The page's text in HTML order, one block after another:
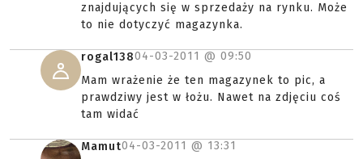
znajdujących się w sprzedaży na rynku. Może
to nie dotyczyć magazynka.
rogal13804-03-2011 @ 09:50
Mam wrażenie że ten magazynek to pic, a
prawdziwy jest w łożu. Nawet na zdjęciu coś
tam widać
Mamut04-03-2011 @ 13:31